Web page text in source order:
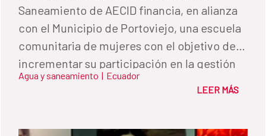
Saneamiento de AECID financia, en alianza
con el Municipio de Portoviejo, una escuela
comunitaria de mujeres con el objetivo de
incrementar su participación en la gestión
comunitaria del agua.
Agua y saneamiento | Ecuador
LEER MÁS